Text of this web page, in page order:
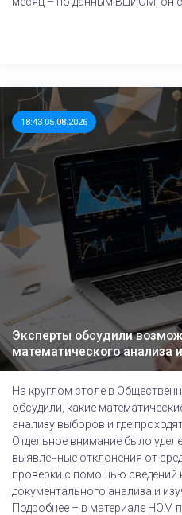
18:43 05.08.2026
Эксперты обсудили
математического анализа
На круглом столе в
обсудили, какие
анализу выборов и где
Отдельное внимание было
выявленные отклонения от
проверки с помощью сведений
документального анализа и
Подробнее – в материале НОМ